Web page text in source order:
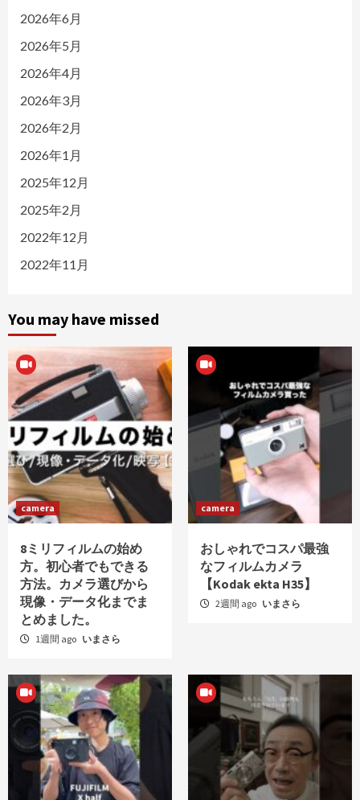
2026年6月
2026年5月
2026年4月
2026年3月
2026年2月
2026年1月
2025年12月
2025年2月
2022年12月
2022年11月
You may have missed
camera
8ミリフィルムの始め
方。初心者でもできる
方法。カメラ選びから
現像・データ化までま
とめました。
1週間 ago いまさら
camera
おしゃれでコスパ最強
なフィルムカメラ
【Kodak ekta H35】
2週間 ago いまさら